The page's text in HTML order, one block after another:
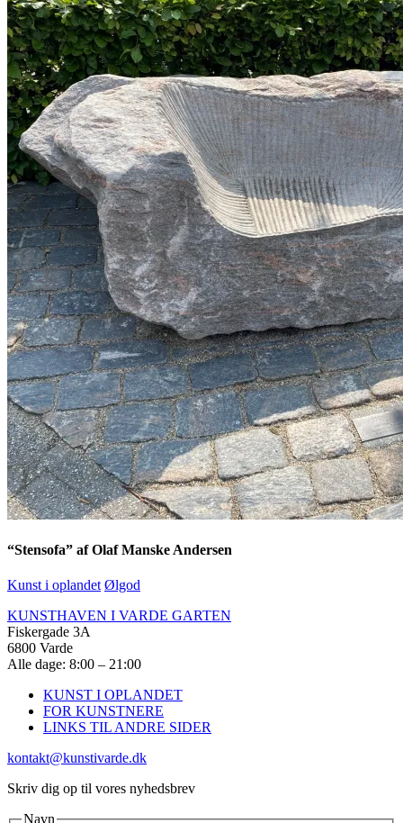
“Stensofa” af Olaf Manske Andersen
Kunst i oplandet Ølgod
KUNSTHAVEN I VARDE GARTEN
Fiskergade 3A
6800 Varde
Alle dage: 8:00 – 21:00
KUNST I OPLANDET
FOR KUNSTNERE
LINKS TIL ANDRE SIDER
kontakt@kunstivarde.dk
Skriv dig op til vores nyhedsbrev
Navn